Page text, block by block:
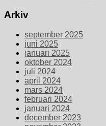
Arkiv
september 2025
juni 2025
januari 2025
oktober 2024
juli 2024
april 2024
mars 2024
februari 2024
januari 2024
december 2023